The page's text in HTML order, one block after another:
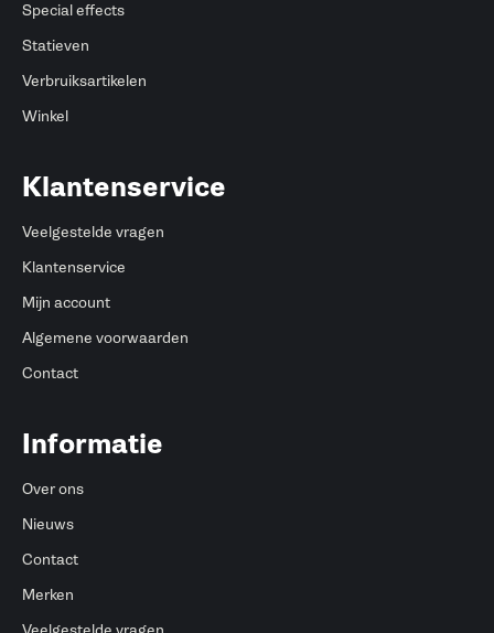
Special effects
Statieven
Verbruiksartikelen
Winkel
Klantenservice
Veelgestelde vragen
Klantenservice
Mijn account
Algemene voorwaarden
Contact
Informatie
Over ons
Nieuws
Contact
Merken